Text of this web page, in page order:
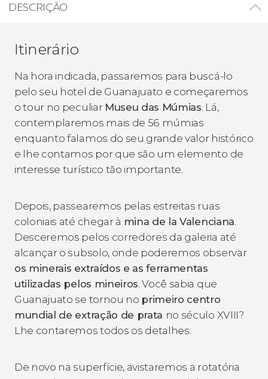
DESCRIÇÃO
Itinerário
Na hora indicada, passaremos para buscá-lo
pelo seu hotel de Guanajuato e começaremos
o tour no peculiar Museu das Múmias. Lá,
contemplaremos mais de 56 múmias
enquanto falamos do seu grande valor histórico
e lhe contamos por que são um elemento de
interesse turístico tão importante.
Depois, passearemos pelas estreitas ruas
coloniais até chegar à mina de la Valenciana.
Desceremos pelos corredores da galeria até
alcançar o subsolo, onde poderemos observar
os minerais extraídos e as ferramentas
utilizadas pelos mineiros. Você sabia que
Guanajuato se tornou no primeiro centro
mundial de extração de prata no século XVIII?
Lhe contaremos todos os detalhes.
De novo na superfície, avistaremos a rotatória